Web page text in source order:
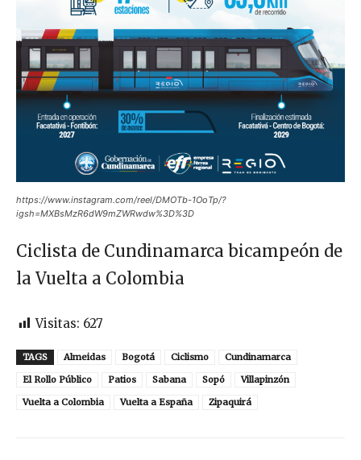
https://www.instagram.com/reel/DMOTb-1OoTp/?
igsh=MXBsMzR6dW9mZWRwdw%3D%3D
Ciclista de Cundinamarca bicampeón de
la Vuelta a Colombia
Visitas: 627
TAGS Almeidas Bogotá Ciclismo
Cundinamarca
El Rollo Público
Patios Sabana Sopó
Villapinzón
Vuelta a Colombia
Vuelta a España Zipaquirá